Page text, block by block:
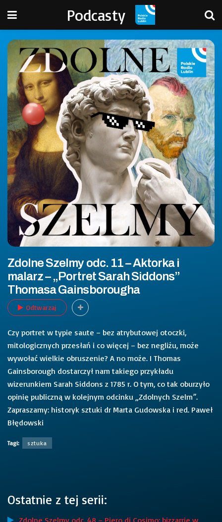
Podcasty
Zdolne Szelmy odc. 11 – Aktorka i
malarz – „Portret Sarah Siddons”
Thomasa Gainsborougha
Odtwarzaj
Czy portret w typie saute – bez atrybutowej otoczki,
mitologicznych przesłań i co więcej – bez negliżu, może
wywołać wielkie obruszenie? A no może. I Thomas
Gainsborough dostarczył nam takiego przykładu
wizerunkiem Sarah Siddons z 1785 r. O tym, co tak oburzyło
opinię publiczną w kolejnym odcinku „Zdolnych Szelm”.
Zapraszamy: historyk sztuki dr Marta Gudowska i red. Paweł
Błędowski
Tagi: sztuka
Ostatnie z tej serii: